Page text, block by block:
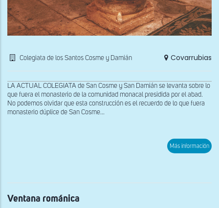
Colegiata de los Santos Cosme y Damián Covarrubias
LA ACTUAL COLEGIATA de San Cosme y San Damián se levanta sobre lo
que fuera el monasterio de la comunidad monacal presidida por el abad.
No podemos olvidar que esta construcción es el recuerdo de lo que fuera
monasterio dúplice de San Cosme...
Más información
Pila
Ventana románica